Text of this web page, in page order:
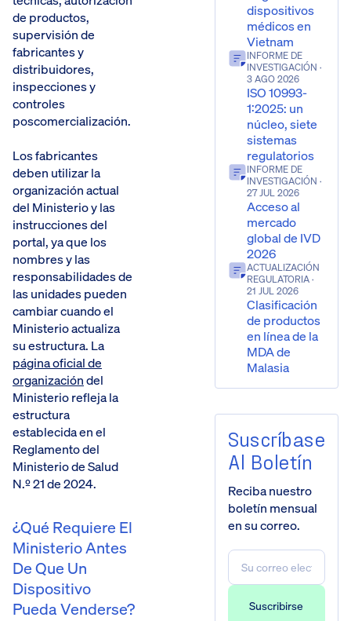
de productos,
supervisión de
fabricantes y
distribuidores,
inspecciones y
controles
poscomercialización.
Los fabricantes
deben utilizar la
organización actual
del Ministerio y las
instrucciones del
portal, ya que los
nombres y las
responsabilidades de
las unidades pueden
cambiar cuando el
Ministerio actualiza
su estructura. La
página oficial de
organizacióndel
Ministerio refleja la
estructura
establecida en el
Reglamento del
Ministerio de Salud
N.º 21 de 2024.
¿Qué Requiere El
Ministerio Antes
De Que Un
Dispositivo
Pueda Venderse?
dispositivos
médicos en
Vietnam
INFORME DE
INVESTIGACIÓN ·
3 AGO 2026
ISO 10993-
1:2025: un
núcleo, siete
sistemas
regulatorios
INFORME DE
INVESTIGACIÓN ·
27 JUL 2026
Acceso al
mercado
global de IVD
2026
ACTUALIZACIÓN
REGULATORIA ·
21 JUL 2026
Clasificación
de productos
en línea de la
MDA de
Malasia
Suscríbase
Al Boletín
Reciba nuestro
boletín mensual
en su correo.